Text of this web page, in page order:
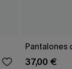
Pantalones
37,00 €